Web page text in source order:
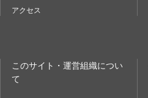
アクセス
このサイト・運営組織につい
て